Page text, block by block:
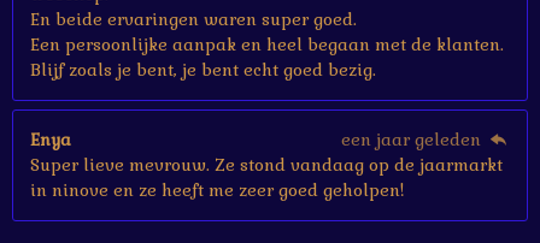
En beide ervaringen waren super goed.
Een persoonlijke aanpak en heel begaan met de klanten.
Blijf zoals je bent, je bent echt goed bezig.
Enya
een jaar geleden
Super lieve mevrouw. Ze stond vandaag op de jaarmarkt
in ninove en ze heeft me zeer goed geholpen!